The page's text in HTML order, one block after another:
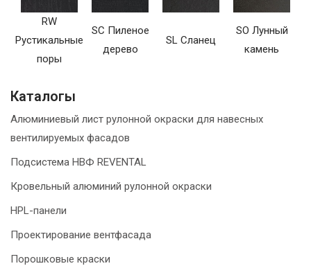
RW
Рустикальные
поры
SC Пиленое
дерево
SL Сланец
SO Лунный
камень
Каталогы
Алюминиевый лист рулонной окраски для навесных
вентилируемых фасадов
Подсистема НВФ REVENTAL
Кровельный алюминий рулонной окраски
HPL-панели
Проектирование вентфасада
Порошковые краски